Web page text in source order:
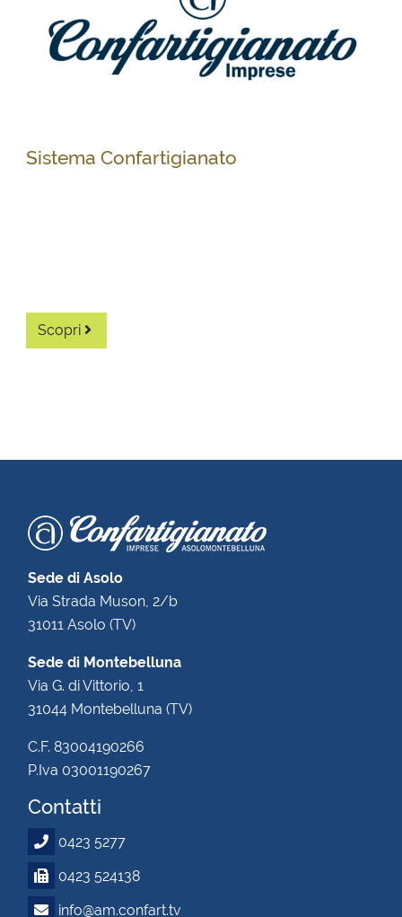
Sistema Confartigianato
Scopri
Sede di Asolo
Via Strada Muson, 2/b
31011 Asolo (TV)
Sede di Montebelluna
Via G. di Vittorio, 1
31044 Montebelluna (TV)
C.F. 83004190266
P.Iva 03001190267
Contatti
0423 5277
0423 524138
info@am.confart.tv